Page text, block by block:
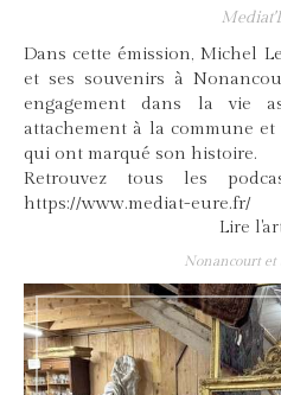
Dans cette émission, Michel
et ses souvenirs à
engagement dans la vie
attachement à la commune
qui ont marqué son histoire.
Retrouvez tous les
https://www.mediat-eure.fr/
Lire
Nonancourt et